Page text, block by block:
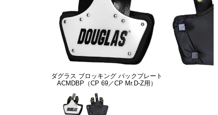
ダグラス ブロッキング バックプレート
ACMDBP（CP 69／CP Mr.D-Z用）